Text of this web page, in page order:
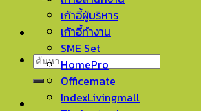
ค้นหา:
เก้าอี้ผู้บริหาร
เก้าอี้ทำงาน
SME Set
HomePro
Officemate
IndexLivingmall